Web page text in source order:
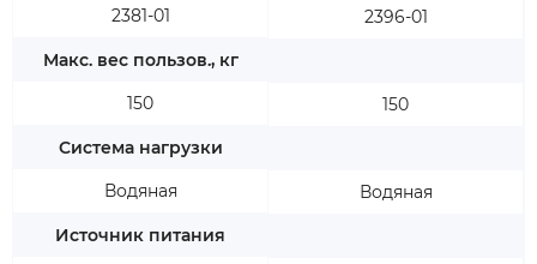
2381-01
Макс. вес пользов., кг
150
Система нагрузки
Водяная
Источник питания
2396-01
150
Водяная